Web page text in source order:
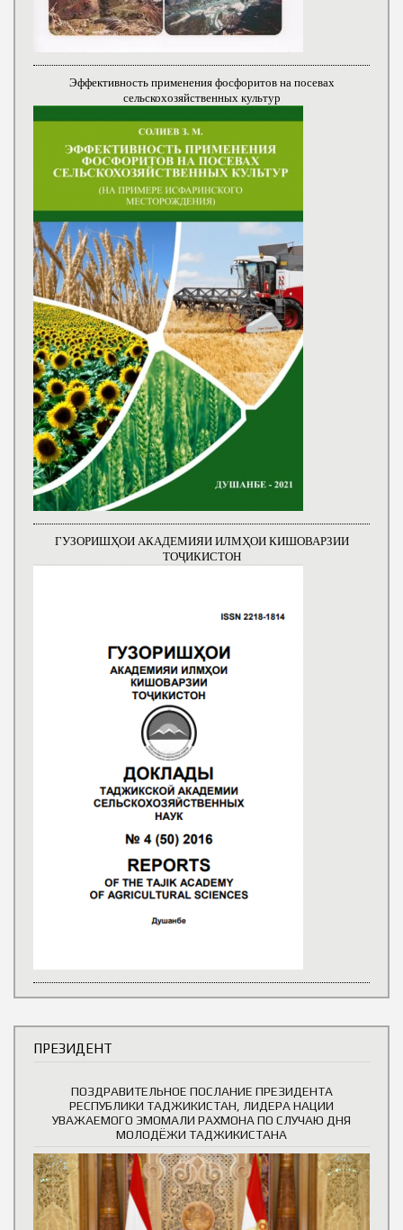
Эффективность применения фосфоритов на посевах
сельскохозяйственных культур
ГУЗОРИШҲОИ АКАДЕМИЯИ ИЛМҲОИ КИШОВАРЗИИ
ТОҶИКИСТОН
ПРЕЗИДЕНТ
ПОЗДРАВИТЕЛЬНОЕ ПОСЛАНИЕ ПРЕЗИДЕНТА
РЕСПУБЛИКИ ТАДЖИКИСТАН, ЛИДЕРА НАЦИИ
УВАЖАЕМОГО ЭМОМАЛИ РАХМОНА ПО СЛУЧАЮ ДНЯ
МОЛОДЁЖИ ТАДЖИКИСТАНА